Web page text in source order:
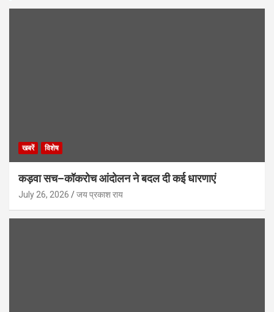
खबरें विशेष
कड़वा सच–कॉकरोच आंदोलन ने बदल दी कई धारणाएं
July 26, 2026 जय प्रकाश राय